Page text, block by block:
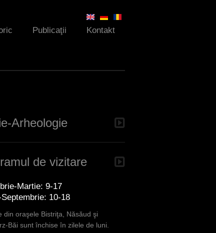
Publicaţii Kontakt
Arheologie
de vizitare
Martie: 9-17
10-18
din oraşele Bistriţa, Năsăud şi
Băi sunt închise în zilele de luni.